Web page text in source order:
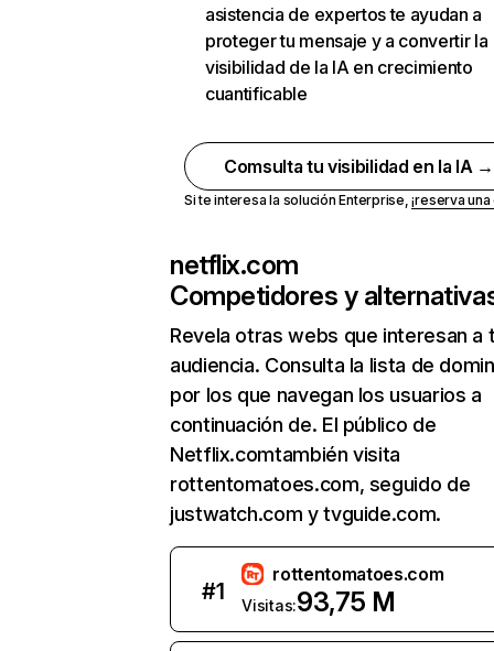
asistencia de expertos te ayudan a
proteger tu mensaje y a convertir la
visibilidad de la IA en crecimiento
cuantificable
Comsulta tu visibilidad en la IA →
Si te interesa la solución Enterprise,¡reserva
netflix.com
Competidores y
Revela otras webs que interesan a
audiencia. Consulta la lista de
por los que navegan los usuarios a
continuación de. El público de
Netflix.comtambién visita
rottentomatoes.com, seguido de
justwatch.com y tvguide.com.
#1
rottentomatoes.com
Visitas:93,75 M